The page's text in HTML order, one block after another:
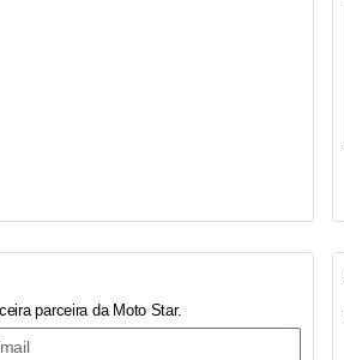
parceira da Moto Star.